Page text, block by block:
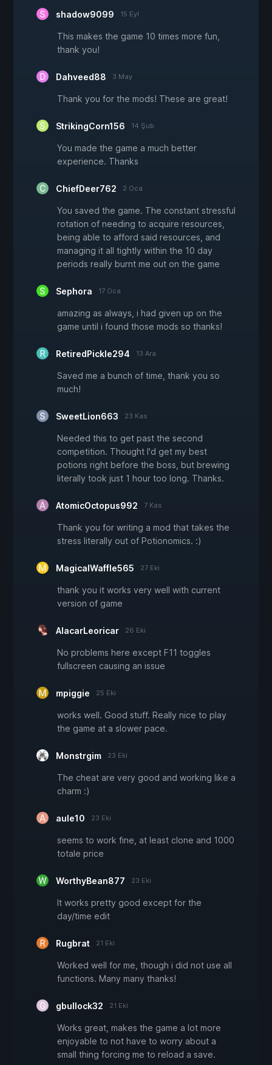
shadow9099 15 Eyl
This makes the game 10 times more fun,
thank you!
Dahveed88 3 May
Thank you for the mods! These are great!
StrikingCorn156 14 Şub
You made the game a much better
experience. Thanks
ChiefDeer762 2 Oca
You saved the game. The constant stressful
rotation of needing to acquire resources,
being able to afford said resources, and
managing it all tightly within the 10 day
periods really burnt me out on the game
Sephora 17 Oca
amazing as always, i had given up on the
game until i found those mods so thanks!
RetiredPickle294 13 Ara
Saved me a bunch of time, thank you so
much!
SweetLion663 23 Kas
Needed this to get past the second
competition. Thought I'd get my best
potions right before the boss, but brewing
literally took just 1 hour too long. Thanks.
AtomicOctopus992 7 Kas
Thank you for writing a mod that takes the
stress literally out of Potionomics. :)
MagicalWaffle565 27 Eki
thank you it works very well with current
version of game
AlacarLeoricar 26 Eki
No problems here except F11 toggles
fullscreen causing an issue
mpiggie 25 Eki
works well. Good stuff. Really nice to play
the game at a slower pace.
Monstrgim 23 Eki
The cheat are very good and working like a
charm :)
aule10 23 Eki
seems to work fine, at least clone and 1000
totale price
WorthyBean877 23 Eki
It works pretty good except for the
day/time edit
Rugbrat 21 Eki
Worked well for me, though i did not use all
functions. Many many thanks!
gbullock32 21 Eki
Works great, makes the game a lot more
enjoyable to not have to worry about a
small thing forcing me to reload a save.